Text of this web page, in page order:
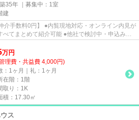
35年 ｜募集中： 1室
建
介手数料0円】 ●内覧現地対応・オンライン内見が
てまとめて紹介可能 ●他社で検討中・申込み済
万円
理費・共益費 4,000円)
：1ヶ月｜礼：1ヶ月
在階：1階
取り：1K
積：17.30㎡
ス